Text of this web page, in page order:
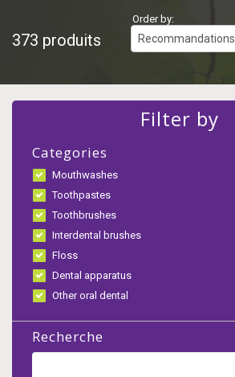
373 produits
Order by:
Recommandations
Filter by
Categories
Mouthwashes
Toothpastes
Toothbrushes
Interdental brushes
Floss
Dental apparatus
Other oral dental
Recherche